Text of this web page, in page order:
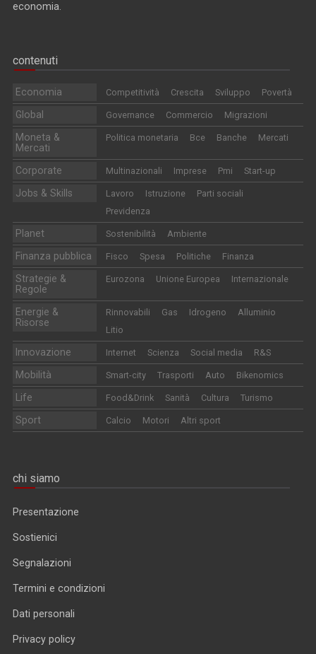
economia.
contenuti
Economia Competitività Crescita Sviluppo Povertà
Global Governance Commercio Migrazioni
Moneta &
Mercati
Politica monetaria Bce Banche Mercati
Corporate Multinazionali Imprese Pmi Start-up
Jobs & Skills Lavoro Istruzione
Parti sociali
Previdenza
Planet Sostenibilità Ambiente
Finanza pubblica Fisco Spesa Politiche Finanza
Strategie &
Regole
Eurozona Unione Europea Internazionale
Energie &
Risorse
Rinnovabili Gas Idrogeno
Alluminio
Litio
Innovazione Internet Scienza Social media R&S
Mobilità Smart-city Trasporti Auto Bikenomics
Life Food&Drink Sanità Cultura Turismo
Sport Calcio Motori Altri sport
chi siamo
Presentazione
Sostienici
Segnalazioni
Termini e condizioni
Dati personali
Privacy policy